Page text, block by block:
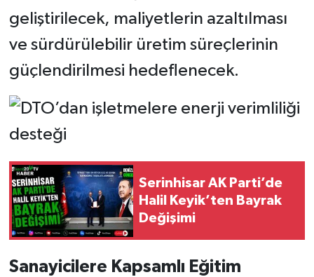
geliştirilecek, maliyetlerin azaltılması
ve sürdürülebilir üretim süreçlerinin
güçlendirilmesi hedeflenecek.
Serinhisar AK Parti’de
Halil Keyik’ten Bayrak
Değişimi
Sanayicilere Kapsamlı Eğitim